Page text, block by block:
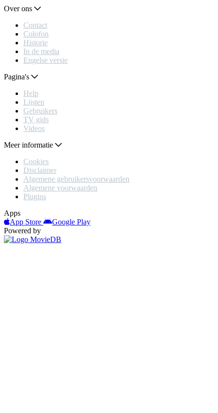
Over ons
Contact
Colofon
Historie
In de media
Engelse versie
Pagina's
Help
Lijsten
Gebruikers
TV gids
Videos
Meer informatie
Cookies
Disclaimer
Algemene gebruikersvoorwaarden
Algemene voorwaarden
Plugins
Apps
App Store
Google Play
Powered by